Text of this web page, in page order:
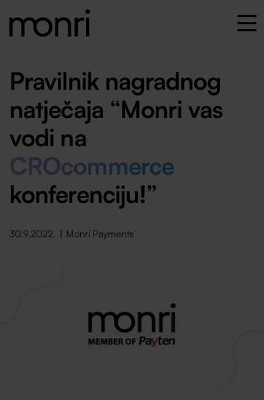
Pravilnik nagradnog
natječaja “Monri vas
vodi na
CROcommerce
konferenciju!”
30.9.2022. Monri Payments